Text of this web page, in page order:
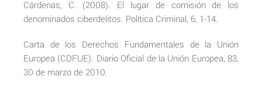
Cárdenas, C. (2008). El lugar de comisión de los
denominados ciberdelitos. Política Criminal, 6, 1-14.
Carta de los Derechos Fundamentales de la Unión
Europea (CDFUE). Diario Oficial de la Unión Europea, 83,
30 de marzo de 2010.